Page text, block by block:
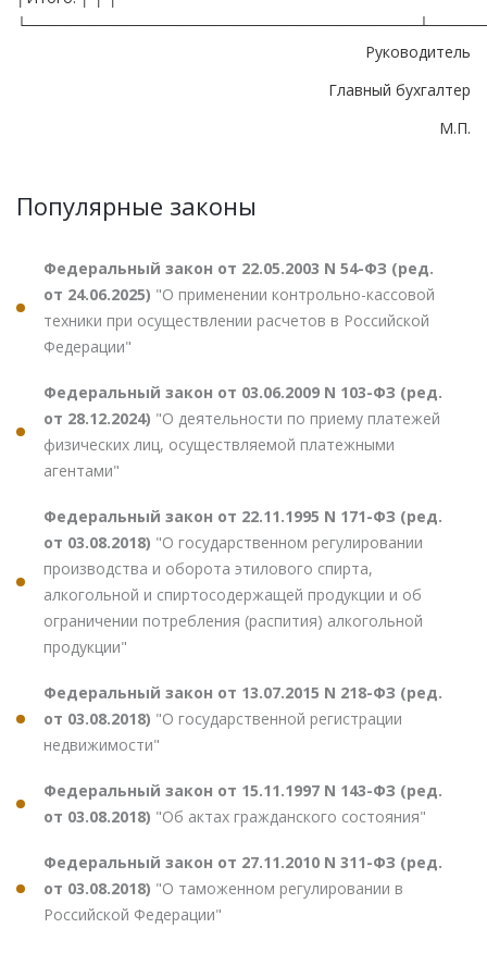
Руководитель
Главный бухгалтер
М.П.
Популярные законы
Федеральный закон от 22.05.2003 N 54-ФЗ (ред.
от 24.06.2025) "О применении контрольно-кассовой
техники при осуществлении расчетов в Российской
Федерации"
Федеральный закон от 03.06.2009 N 103-ФЗ (ред.
от 28.12.2024) "О деятельности по приему платежей
физических лиц, осуществляемой платежными
агентами"
Федеральный закон от 22.11.1995 N 171-ФЗ (ред.
от 03.08.2018) "О государственном регулировании
производства и оборота этилового спирта,
алкогольной и спиртосодержащей продукции и об
ограничении потребления (распития) алкогольной
продукции"
Федеральный закон от 13.07.2015 N 218-ФЗ (ред.
от 03.08.2018) "О государственной регистрации
недвижимости"
Федеральный закон от 15.11.1997 N 143-ФЗ (ред.
от 03.08.2018) "Об актах гражданского состояния"
Федеральный закон от 27.11.2010 N 311-ФЗ (ред.
от 03.08.2018) "О таможенном регулировании в
Российской Федерации"